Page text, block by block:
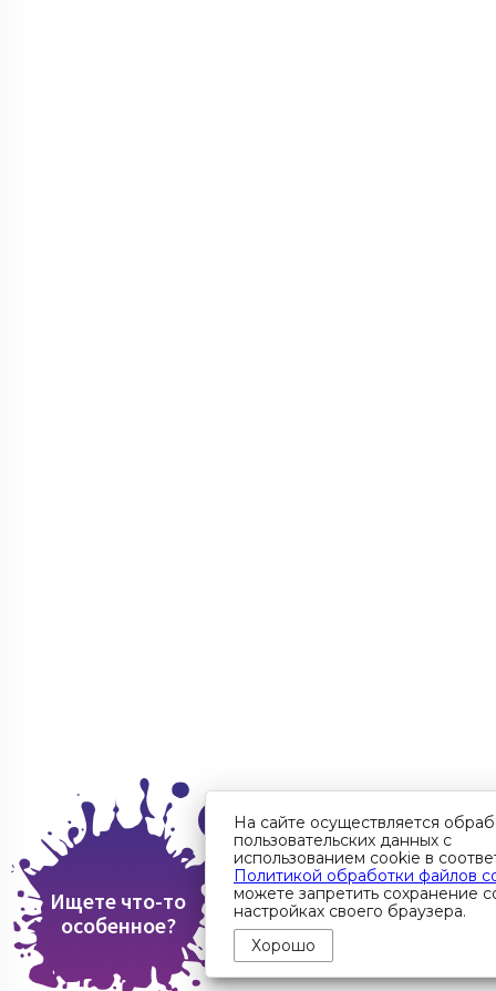
Ищете что-то
особенное?
На сайте осуществляется
пользовательских данных с
использованием cookie в
Политикой обработки файлов
можете запретить сохранение
настройках своего браузера.
Хорошо